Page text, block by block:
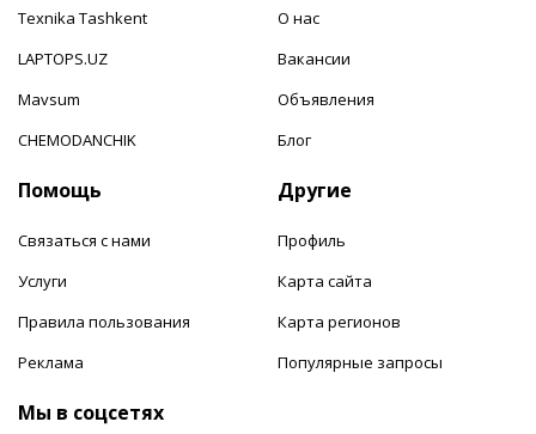
Texnika Tashkent
LAPTOPS.UZ
Mavsum
CHEMODANCHIK
О нас
Вакансии
Объявления
Блог
Помощь
Связаться с нами
Услуги
Правила пользования
Реклама
Другие
Профиль
Карта сайта
Карта регионов
Популярные запросы
Мы в соцсетях